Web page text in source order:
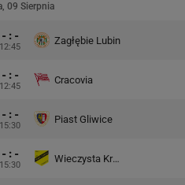
09 Sierpnia
- : -
12:45
Zagłębie Lubin
- : -
12:45
Cracovia
- : -
15:30
Piast Gliwice
- : -
15:30
Wieczysta Kraków